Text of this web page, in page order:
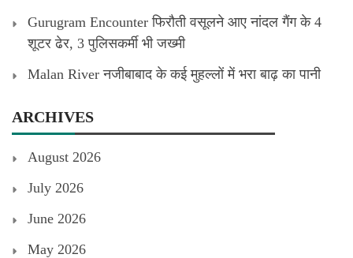
Gurugram Encounter फिरौती वसूलने आए नांदल गैंग के 4
शूटर ढेर, 3 पुलिसकर्मी भी जख्मी
Malan River नजीबाबाद के कई मुहल्लों में भरा बाढ़ का पानी
ARCHIVES
August 2026
July 2026
June 2026
May 2026